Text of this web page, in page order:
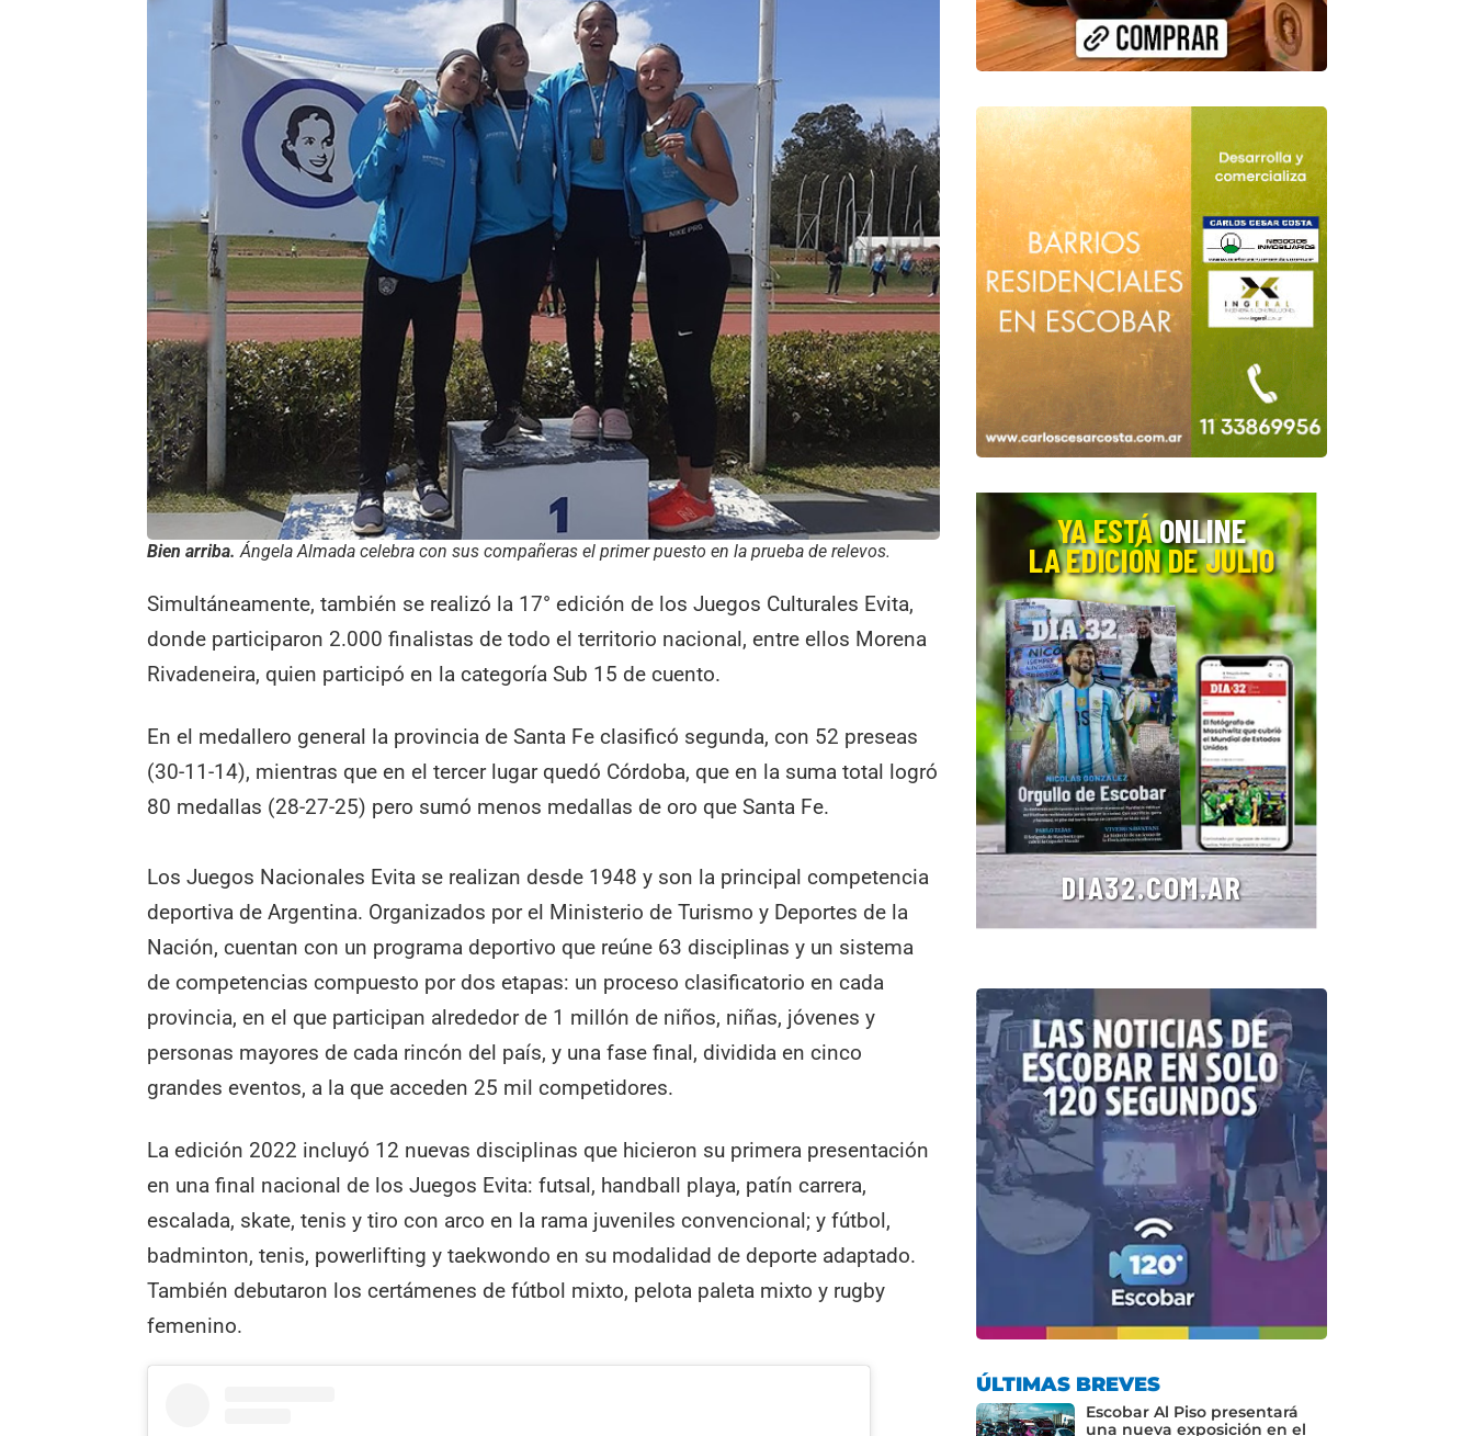
Bien arriba. Ángela Almada celebra con sus compañeras el primer puesto en la prueba de relevos.
Simultáneamente, también se realizó la 17° edición de los Juegos Culturales Evita,
donde participaron 2.000 finalistas de todo el territorio nacional, entre ellos Morena
Rivadeneira, quien participó en la categoría Sub 15 de cuento.
En el medallero general la provincia de Santa Fe clasificó segunda, con 52 preseas
(30-11-14), mientras que en el tercer lugar quedó Córdoba, que en la suma total logró
80 medallas (28-27-25) pero sumó menos medallas de oro que Santa Fe.
Los Juegos Nacionales Evita se realizan desde 1948 y son la principal competencia
deportiva de Argentina. Organizados por el Ministerio de Turismo y Deportes de la
Nación, cuentan con un programa deportivo que reúne 63 disciplinas y un sistema
de competencias compuesto por dos etapas: un proceso clasificatorio en cada
provincia, en el que participan alrededor de 1 millón de niños, niñas, jóvenes y
personas mayores de cada rincón del país, y una fase final, dividida en cinco
grandes eventos, a la que acceden 25 mil competidores.
La edición 2022 incluyó 12 nuevas disciplinas que hicieron su primera presentación
en una final nacional de los Juegos Evita: futsal, handball playa, patín carrera,
escalada, skate, tenis y tiro con arco en la rama juveniles convencional; y fútbol,
badminton, tenis, powerlifting y taekwondo en su modalidad de deporte adaptado.
También debutaron los certámenes de fútbol mixto, pelota paleta mixto y rugby
femenino.
ÚLTIMAS BREVES
Escobar Al Piso presentará
una nueva exposición en el